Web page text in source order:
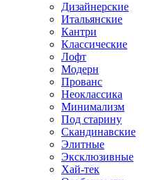
Дизайнерские
Итальянские
Кантри
Классические
Лофт
Модерн
Прованс
Неоклассика
Минимализм
Под старину
Скандинавские
Элитные
Эксклюзивные
Хай-тек